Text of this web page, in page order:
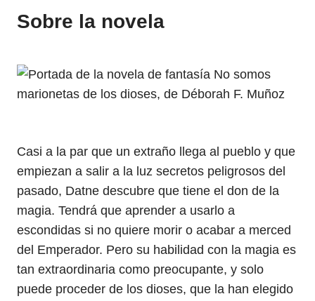
Sobre la novela
Casi a la par que un extraño llega al pueblo y que
empiezan a salir a la luz secretos peligrosos del
pasado, Datne descubre que tiene el don de la
magia. Tendrá que aprender a usarlo a
escondidas si no quiere morir o acabar a merced
del Emperador. Pero su habilidad con la magia es
tan extraordinaria como preocupante, y solo
puede proceder de los dioses, que la han elegido